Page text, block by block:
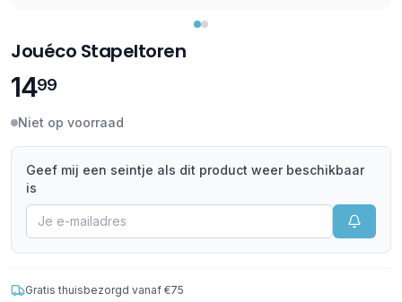
Jouéco Stapeltoren
1499
Niet op voorraad
Geef mij een seintje als dit product weer beschikbaar
is
Gratis thuisbezorgd vanaf €75